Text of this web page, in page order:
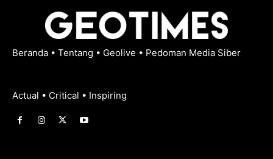
Beranda • Tentang • Geolive • Pedoman Media Siber
Actual • Critical • Inspiring